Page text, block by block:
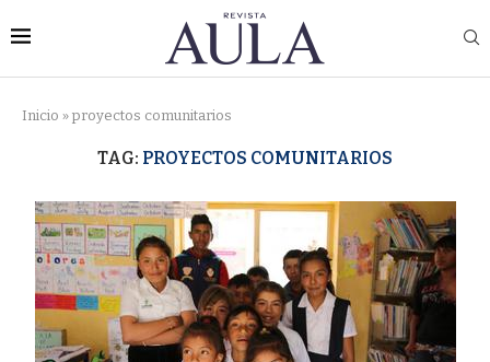
Inicio » proyectos comunitarios
TAG: PROYECTOS COMUNITARIOS